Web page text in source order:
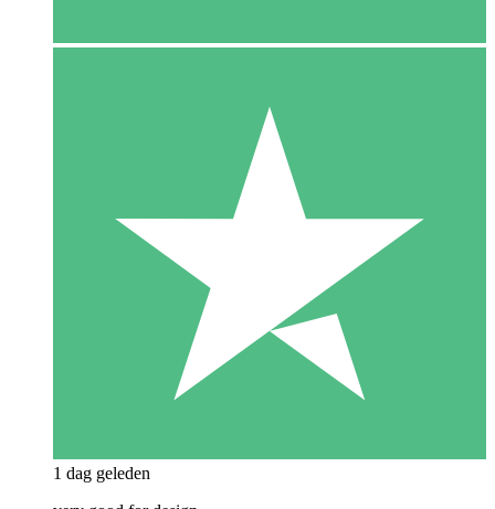
1 dag geleden